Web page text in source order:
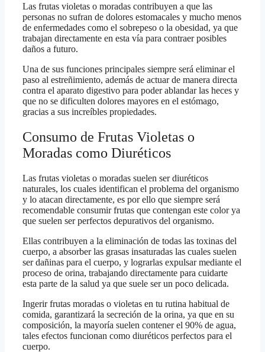
Las frutas violetas o moradas contribuyen a que las
personas no sufran de dolores estomacales y mucho menos
de enfermedades como el sobrepeso o la obesidad, ya que
trabajan directamente en esta vía para contraer posibles
daños a futuro.
Una de sus funciones principales siempre será eliminar el
paso al estreñimiento, además de actuar de manera directa
contra el aparato digestivo para poder ablandar las heces y
que no se dificulten dolores mayores en el estómago,
gracias a sus increíbles propiedades.
Consumo de Frutas Violetas o
Moradas como Diuréticos
Las frutas violetas o moradas suelen ser diuréticos
naturales, los cuales identifican el problema del organismo
y lo atacan directamente, es por ello que siempre será
recomendable consumir frutas que contengan este color ya
que suelen ser perfectos depurativos del organismo.
Ellas contribuyen a la eliminación de todas las toxinas del
cuerpo, a absorber las grasas insaturadas las cuales suelen
ser dañinas para el cuerpo, y lograrlas expulsar mediante el
proceso de orina, trabajando directamente para cuidarte
esta parte de la salud ya que suele ser un poco delicada.
Ingerir frutas moradas o violetas en tu rutina habitual de
comida, garantizará la secreción de la orina, ya que en su
composición, la mayoría suelen contener el 90% de agua,
tales efectos funcionan como diuréticos perfectos para el
cuerpo.